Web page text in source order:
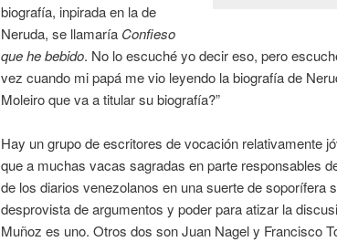
biografía, inpirada en la de
Neruda, se llamaría Confieso
que he bebido. No lo escuché yo decir eso, pero
vez cuando mi papá me vio leyendo la biografía de
Moleiro que va a titular su biografía?”
Hay un grupo de escritores de vocación relativamente
que a muchas vacas sagradas en parte responsables
de los diarios venezolanos en una suerte de soporífera
desprovista de argumentos y poder para atizar la
Muñoz es uno. Otros dos son Juan Nagel y Francisco